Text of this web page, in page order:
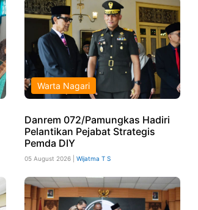
Warta Nagari
Danrem 072/Pamungkas Hadiri
Pelantikan Pejabat Strategis
Pemda DIY
05 August 2026 | Wijatma T S